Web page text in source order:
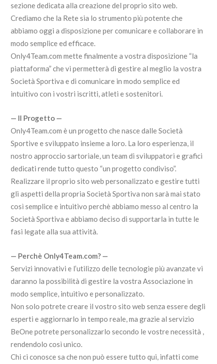
sezione dedicata alla creazione del proprio sito web.
Crediamo che la Rete sia lo strumento più potente che
abbiamo oggi a disposizione per comunicare e collaborare in
modo semplice ed efficace.
Only4Team.com mette finalmente a vostra disposizione “la
piattaforma” che vi permetterà di gestire al meglio la vostra
Società Sportiva e di comunicare in modo semplice ed
intuitivo con i vostri iscritti, atleti e sostenitori.
— Il Progetto —
Only4Team.com è un progetto che nasce dalle Società
Sportive e sviluppato insieme a loro. La loro esperienza, il
nostro approccio sartoriale, un team di sviluppatori e grafici
dedicati rende tutto questo “un progetto condiviso”.
Realizzare il proprio sito web personalizzato e gestire tutti
gli aspetti della propria Società Sportiva non sarà mai stato
così semplice e intuitivo perchè abbiamo messo al centro la
Società Sportiva e abbiamo deciso di supportarla in tutte le
fasi legate alla sua attività.
— Perchè Only4Team.com? —
Servizi innovativi e l’utilizzo delle tecnologie più avanzate vi
daranno la possibilità di gestire la vostra Associazione in
modo semplice, intuitivo e personalizzato.
Non solo potrete creare il vostro sito web senza essere degli
esperti e aggiornarlo in tempo reale, ma grazie al servizio
BeOne potrete personalizzarlo secondo le vostre necessità ,
rendendolo così unico.
Chi ci conosce sa che non può essere tutto qui, infatti come